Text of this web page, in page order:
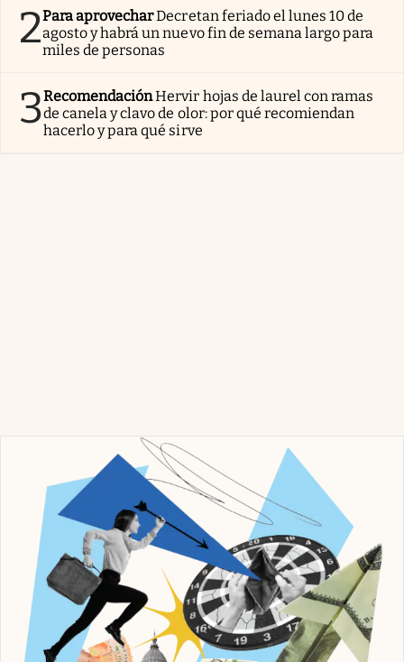
2Para aprovecharDecretan feriado el lunes 10 de
agosto y habrá un nuevo fin de semana largo para
miles de personas
3RecomendaciónHervir hojas de laurel con ramas
de canela y clavo de olor: por qué recomiendan
hacerlo y para qué sirve